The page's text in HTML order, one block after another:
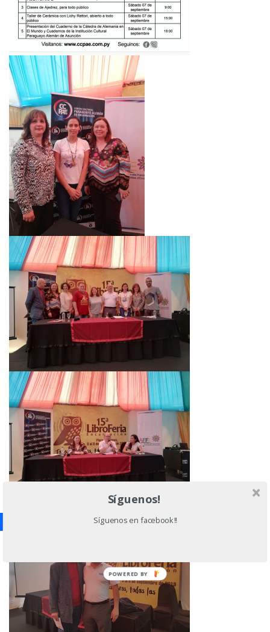
Síguenos!
Síguenos en facebook!!
POWERED BY